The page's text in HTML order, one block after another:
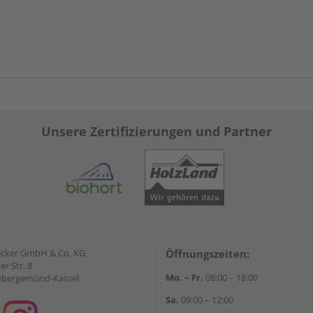
Unsere Zertifizierungen und Partner
GmbH & Co. KG
Str. 8
Kassel
Öffnungszeiten:
Mo. – Fr. 08:00 – 18:00
Sa. 09:00 – 12:00